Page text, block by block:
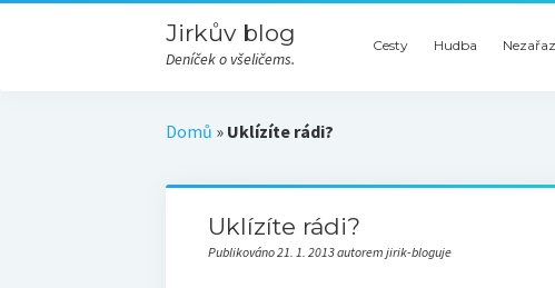
Jirkův blog
Deníček o všeličems.
Cesty Hudba
Domů » Uklízíte rádi?
Uklízíte rádi?
Publikováno 21. 1. 2013 autorem jirik-bloguje